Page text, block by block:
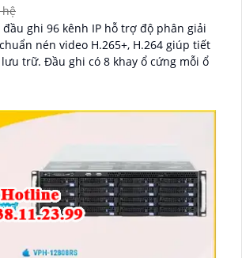
đầu ghi 96 kênh IP hỗ trợ độ phân giải
nén video H.265+, H.264 giúp tiết
ổ cứng mỗi ổ